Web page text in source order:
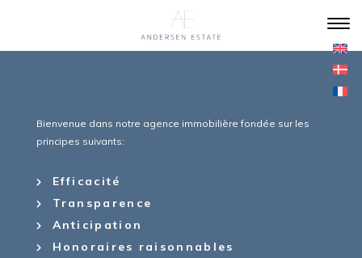
Bienvenue dans notre agence immobilière fondée sur les
principes suivants:
Efficacité
Transparence
Anticipation
Honoraires raisonnables